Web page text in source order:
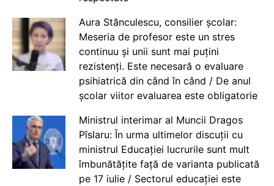
Aura Stănculescu, consilier școlar:
Meseria de profesor este un stres
continuu și unii sunt mai puțini
rezistenți. Este necesară o evaluare
psihiatrică din când în când / De anul
școlar viitor evaluarea este obligatorie
Ministrul interimar al Muncii Dragos
Pîslaru: În urma ultimelor discuții cu
ministrul Educației lucrurile sunt mult
îmbunătățite față de varianta publicată
pe 17 iulie / Sectorul educației este